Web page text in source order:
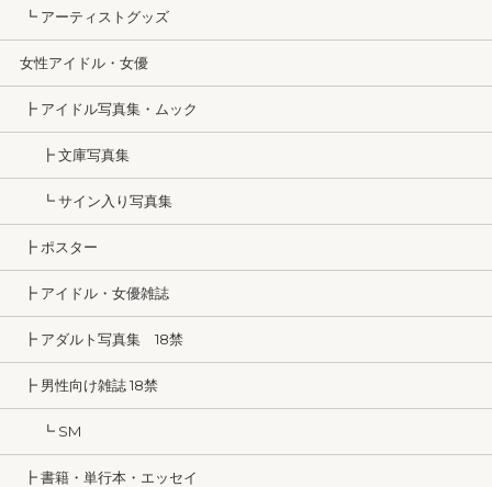
┗ アーティストグッズ
女性アイドル・女優
┣ アイドル写真集・ムック
┣ 文庫写真集
┗ サイン入り写真集
┣ ポスター
┣ アイドル・女優雑誌
┣ アダルト写真集 18禁
┣ 男性向け雑誌 18禁
┗ SM
┣ 書籍・単行本・エッセイ